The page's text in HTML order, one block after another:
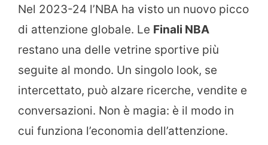
Nel 2023-24 l’NBA ha visto un nuovo picco
di attenzione globale. Le Finali NBA
restano una delle vetrine sportive più
seguite al mondo. Un singolo look, se
intercettato, può alzare ricerche, vendite e
conversazioni. Non è magia: è il modo in
cui funziona l’economia dell’attenzione.